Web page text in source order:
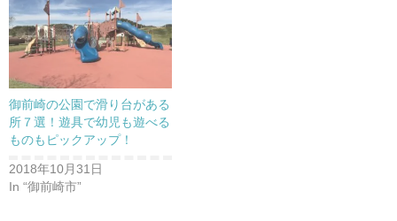
御前崎の公園で滑り台がある
所７選！遊具で幼児も遊べる
ものもピックアップ！
2018年10月31日
In “御前崎市”